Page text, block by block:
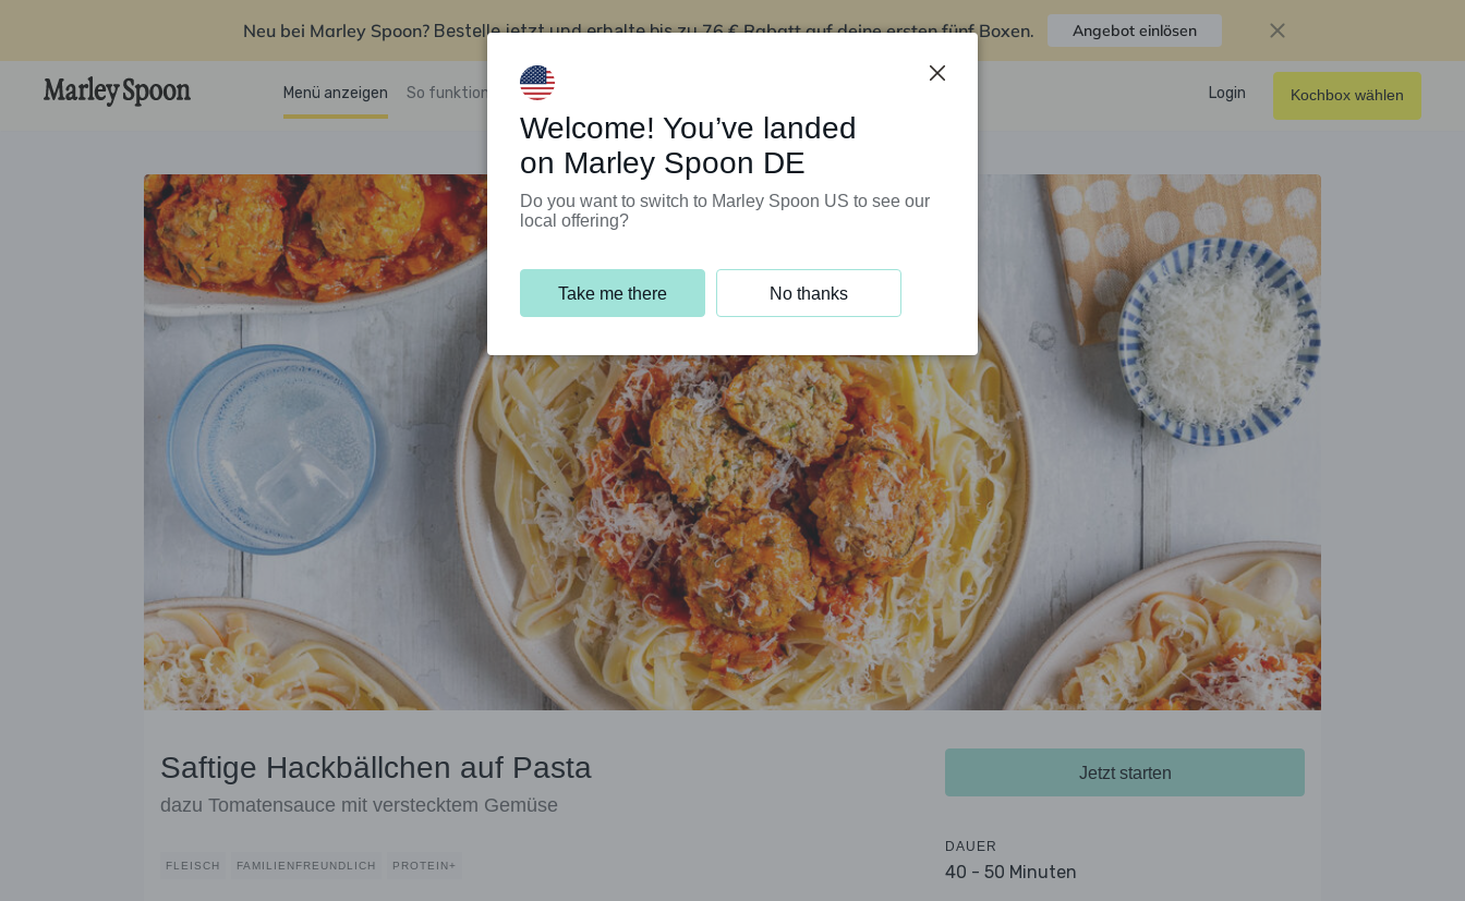
Neu bei Marley Spoon? Bestelle jetzt und erhalte bis zu76 € Rabatt auf deine ersten fünf Boxen. Angebot einlösen
Menü anzeigen So funktioniert’s Kundenservice Login Kochbox wählen
Saftige Hackbällchen auf Pasta
dazu Tomatensauce mit verstecktem Gemüse
FLEISCH FAMILIENFREUNDLICH PROTEIN+
Jetzt starten
DAUER
40 - 50 Minuten
Welcome! You’ve landed
on Marley Spoon DE
Do you want to switch to Marley Spoon US to see our
local offering?
Take me there No thanks